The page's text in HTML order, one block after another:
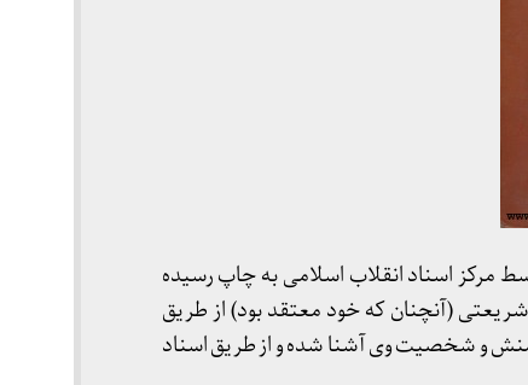
مرکز اسناد انقلاب اسلامی به چاپ رسیده
(آنچنان که خود معتقد بود) از طریق
منش و شخصیت وی آشنا شده و از طریق اسناد